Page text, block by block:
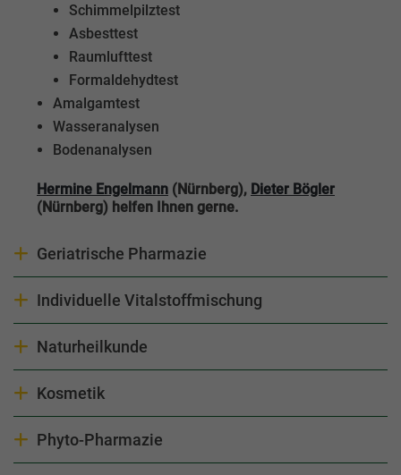
Schimmelpilztest
Asbesttest
Raumlufttest
Formaldehydtest
Amalgamtest
Wasseranalysen
Bodenanalysen
Hermine Engelmann (Nürnberg), Dieter Bögler
(Nürnberg) helfen Ihnen gerne.
Antwort anzeigen
Geriatrische Pharmazie
Antwort anzeigen
Individuelle Vitalstoffmischung
Antwort anzeigen
Naturheilkunde
Antwort anzeigen
Kosmetik
Antwort anzeigen
Phyto-Pharmazie